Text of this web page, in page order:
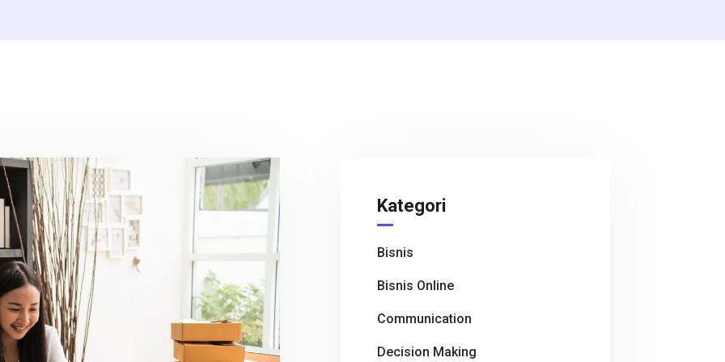
Kategori
Bisnis
Bisnis Online
Communication
Decision Making